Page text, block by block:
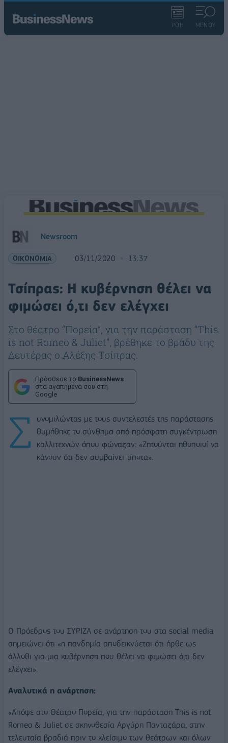
ΡΟΗ ΜΕΝΟΥ
Newsroom
ΟΙΚΟΝΟΜΙΑ 03/11/2020 13:37
Τσίπρας: Η κυβέρνηση θέλει να
φιμώσει ό,τι δεν ελέγχει
Στο θέατρο “Πορεία”, για την παράσταση “This
is not Romeo & Juliet”, βρέθηκε το βράδυ της
Δευτέρας ο Αλέξης Τσίπρας.
Πρόσθεσε το BusinessNews
στα αγαπημένα σου στη
Google
Σ
υνομιλώντας με τους συντελεστές της παράστασης
θυμήθηκε το σύνθημα από πρόσφατη συγκέντρωση
καλλιτεχνών όπου φώναζαν: «Ζητούνται ηθοποιοί να
κάνουν ότι δεν συμβαίνει τίποτα».
Ο Πρόεδρος του ΣΥΡΙΖΑ σε ανάρτηση του στα social media
σημειώνει ότι «η πανδημία αποδεικνύεται ότι ήρθε ως
άλλοθι για μια κυβέρνηση που θέλει να φιμώσει ό,τι δεν
ελέγχει».
Αναλυτικά η ανάρτηση:
«Απόψε στο Θέατρο Πορεία, για την παράσταση This is not
Romeo & Juliet σε σκηνοθεσία Αργύρη Πανταζάρα, στην
τελευταία βραδιά πριν το κλείσιμο των θεάτρων και όλων